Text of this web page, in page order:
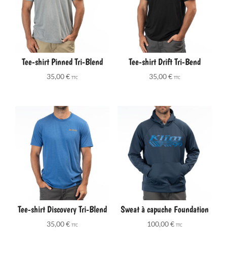
Tee-shirt Pinned Tri-Blend
35,00€ TTC
Tee-shirt Drift Tri-Bend
35,00€ TTC
Tee-shirt Discovery Tri-Blend
35,00€ TTC
Sweat à capuche Foundation
100,00€ TTC